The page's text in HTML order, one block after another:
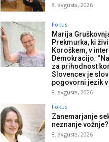
8. avgusta, 2026
Fokus
Marija
Prekmurka, ki
Koroškem, v
Demokracijo:
za prihodnost
Slovencev je
pogovorni jezik v
8. avgusta, 2026
Fokus
Zanemarjanje
neznanje vožnje?
8. avgusta, 2026